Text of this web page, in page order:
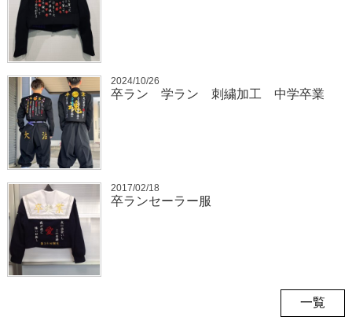
2024/10/26
卒ラン 学ラン 刺繍加工 中学卒業
2017/02/18
卒ランセーラー服
一覧